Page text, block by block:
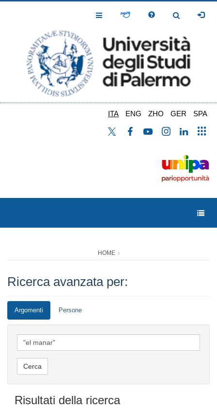
Toggle
Toggle
ITA ENG ZHO GER SPA
HOME
Ricerca avanzata per:
Argomenti Persone
Risultati della ricerca